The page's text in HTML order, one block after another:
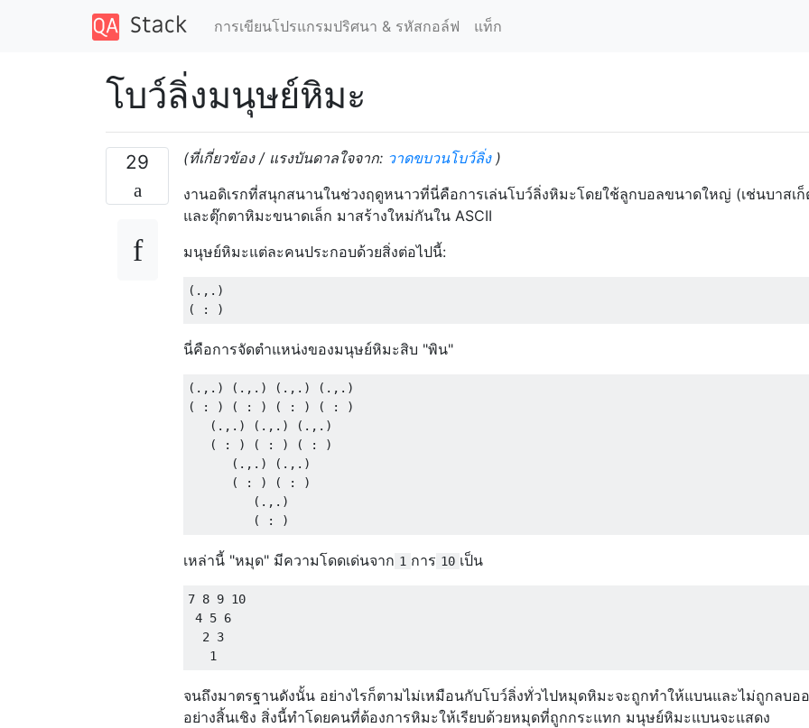
การเขียนโปรแกรมปริศนา & รหัสกอล์ฟ แท็ก
โบว์ลิ่งมนุษย์หิมะ
29 (ที่เกี่ยวข้อง / แรงบันดาลใจจาก: วาดขบวนโบว์ลิ่ง)
งานอดิเรกที่สนุกสนานในช่วงฤดูหนาวที่นี่คือการเล่นโบว์ลิ่งหิมะโดยใช้ลูกบอลขนาดใหญ่ (เช่นบาสเก็
และตุ๊กตาหิมะขนาดเล็ก มาสร้างใหม่กันใน ASCII
มนุษย์หิมะแต่ละคนประกอบด้วยสิ่งต่อไปนี้:
(.,.)
นี่คือการจัดตำแหน่งของมนุษย์หิมะสิบ "พิน"
(.,.) (.,.) (.,.) (.,.)
( : ) ( : ) ( : ) ( : )
   (.,.) (.,.) (.,.)
   ( : ) ( : ) ( : )
      (.,.) (.,.)
      ( : ) ( : )
         (.,.)
เหล่านี้ "หมุด" มีความโดดเด่นจาก 1 การ 10 เป็น
7 8 9 10
4 5 6
  2 3
จนถึงมาตรฐานดังนั้น อย่างไรก็ตามไม่เหมือนกับโบว์ลิ่งทั่วไปหมุดหิมะจะถูกทำให้แบนและไม่ถูกลบอ
อย่างสิ้นเชิง สิ่งนี้ทำโดยคนที่ต้องการหิมะให้เรียบด้วยหมุดที่ถูกกระแทก มนุษย์หิมะแบนจะแสดง